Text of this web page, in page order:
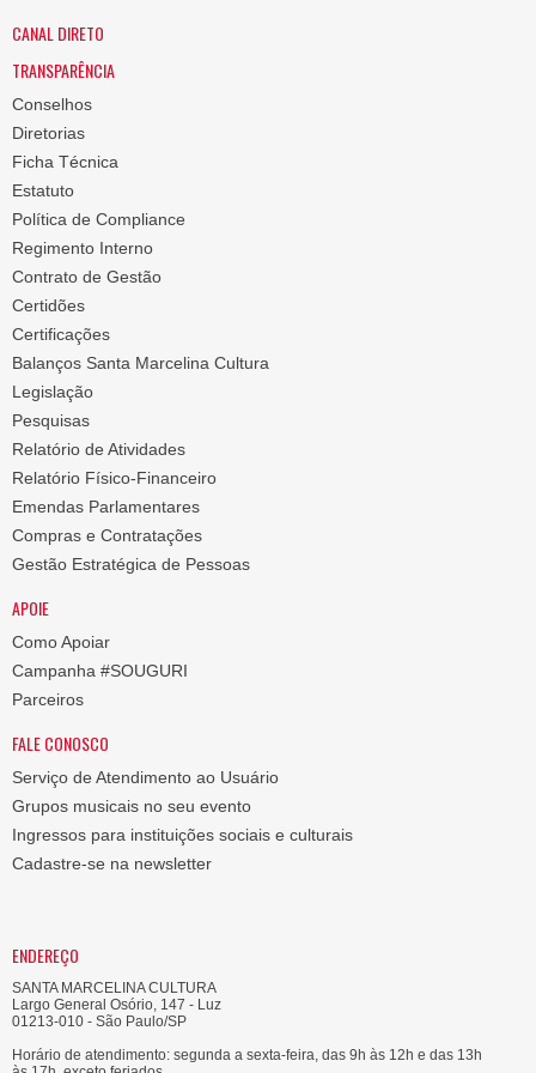
CANAL DIRETO
TRANSPARÊNCIA
Conselhos
Diretorias
Ficha Técnica
Estatuto
Política de Compliance
Regimento Interno
Contrato de Gestão
Certidões
Certificações
Balanços Santa Marcelina Cultura
Legislação
Pesquisas
Relatório de Atividades
Relatório Físico-Financeiro
Emendas Parlamentares
Compras e Contratações
Gestão Estratégica de Pessoas
APOIE
Como Apoiar
Campanha #SOUGURI
Parceiros
FALE CONOSCO
Serviço de Atendimento ao Usuário
Grupos musicais no seu evento
Ingressos para instituições sociais e culturais
Cadastre-se na newsletter
ENDEREÇO
SANTA MARCELINA CULTURA
Largo General Osório, 147 - Luz
01213-010 - São Paulo/SP
Horário de atendimento: segunda a sexta-feira, das 9h às 12h e das 13h